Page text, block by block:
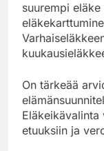
suurempi
On tärkeää
etuuksiin ja